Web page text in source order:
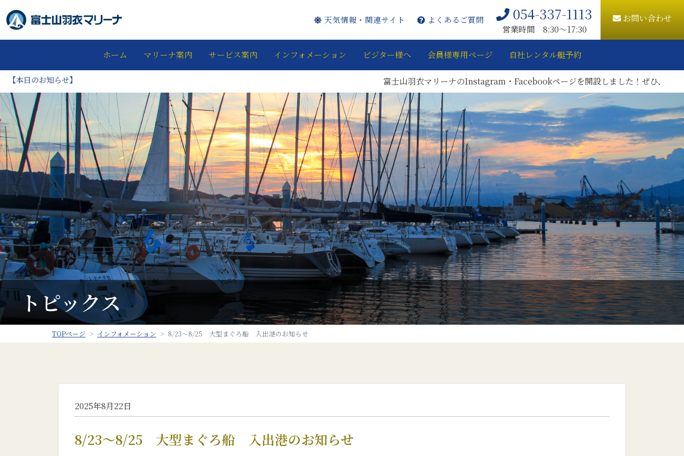
天気情報・関連サイト よくあるご質問 054-337-1113
営業時間 8:30〜17:30
お問い合わせ
ホーム マリーナ案内 サービス案内 インフォメーション ビジター様へ 会員様専用ページ 自社レンタル艇予約
【本日のお知らせ】 富士山羽衣マリーナのInstagram・Facebookページを開設しました！ぜひ、ご登録をお願
トピックス
TOPページ インフォメーション 8/23～8/25 大型まぐろ船 入出港のお知らせ
2025年8月22日
8/23～8/25 大型まぐろ船 入出港のお知らせ